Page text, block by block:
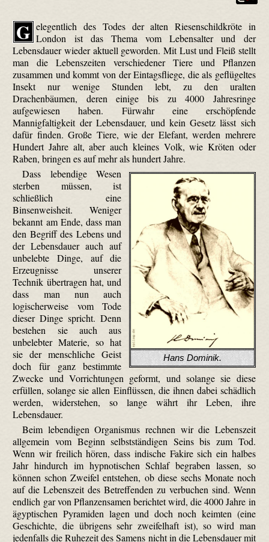
G elegentlich des Todes der alten Riesenschildkröte in
London ist das Thema vom Lebensalter und der
Lebensdauer wieder aktuell geworden. Mit Lust und Fleiß stellt
man die Lebenszeiten verschiedener Tiere und Pflanzen
zusammen und kommt von der Eintagsfliege, die als geflügeltes
Insekt nur wenige Stunden lebt, zu den uralten
Drachenbäumen, deren einige bis zu 4000 Jahresringe
aufgewiesen haben. Fürwahr eine erschöpfende
Mannigfaltigkeit der Lebensdauer, und kein Gesetz lässt sich
dafür finden. Große Tiere, wie der Elefant, werden mehrere
Hundert Jahre alt, aber auch kleines Volk, wie Kröten oder
Raben, bringen es auf mehr als hundert Jahre.
Hans Dominik.
Dass lebendige Wesen
sterben müssen, ist
schließlich eine
Binsenweisheit. Weniger
bekannt am Ende, dass man
den Begriff des Lebens und
der Lebensdauer auch auf
unbelebte Dinge, auf die
Erzeugnisse unserer
Technik übertragen hat, und
dass man nun auch
logischerweise vom Tode
dieser Dinge spricht. Denn
bestehen sie auch aus
unbelebter Materie, so hat
sie der menschliche Geist
doch für ganz bestimmte
Zwecke und Vorrichtungen geformt, und solange sie diese
erfüllen, solange sie allen Einflüssen, die ihnen dabei schädlich
werden, widerstehen, so lange währt ihr Leben, ihre
Lebensdauer.
Beim lebendigen Organismus rechnen wir die Lebenszeit
allgemein vom Beginn selbstständigen Seins bis zum Tod.
Wenn wir freilich hören, dass indische Fakire sich ein halbes
Jahr hindurch im hypnotischen Schlaf begraben lassen, so
können schon Zweifel entstehen, ob diese sechs Monate noch
auf die Lebenszeit des Betreffenden zu verbuchen sind. Wenn
endlich gar von Pflanzensamen berichtet wird, die 4000 Jahre in
ägyptischen Pyramiden lagen und doch noch keimten (eine
Geschichte, die übrigens sehr zweifelhaft ist), so wird man
jedenfalls die Ruhezeit des Samens nicht in die Lebensdauer mit